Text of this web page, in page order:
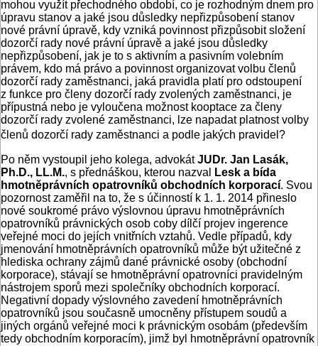
mohou využít přechodného období, co je rozhodným dnem pro
úpravu stanov a jaké jsou důsledky nepřizpůsobení stanov
nové právní úpravě, kdy vzniká povinnost přizpůsobit složení
dozorčí rady nové právní úpravě a jaké jsou důsledky
nepřizpůsobení, jak je to s aktivním a pasivním volebním
právem, kdo má právo a povinnost organizovat volbu členů
dozorčí rady zaměstnanci, jaká pravidla platí pro odstoupení
z funkce pro členy dozorčí rady zvolených zaměstnanci, je
přípustná nebo je vyloučena možnost kooptace za členy
dozorčí rady zvolené zaměstnanci, lze napadat platnost volby
členů dozorčí rady zaměstnanci a podle jakých pravidel?
Po něm vystoupil jeho kolega, advokátJUDr. Jan Lasák,
Ph.D., LL.M., s přednáškou, kterou nazval
Lesk a bída
hmotněprávních opatrovníků obchodních korporací. Svou
pozornost zaměřil na to, že s účinností k 1. 1. 2014 přineslo
nové soukromé právo výslovnou úpravu hmotněprávních
opatrovníků právnických osob coby dílčí projev ingerence
veřejné moci do jejích vnitřních vztahů. Vedle případů, kdy
jmenování hmotněprávních opatrovníků může být užitečné z
hlediska ochrany zájmů dané právnické osoby (obchodní
korporace), stávají se hmotněprávní opatrovníci pravidelným
nástrojem sporů mezi společníky obchodních korporací.
Negativní dopady výslovného zavedení hmotněprávních
opatrovníků jsou současně umocněny přístupem soudů a
jiných orgánů veřejné moci k právnickým osobám (především
tedy obchodním korporacím), jimž byl hmotněprávní opatrovník